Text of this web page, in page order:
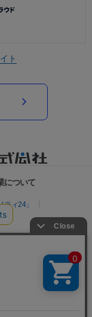
ト
について
ィ24」